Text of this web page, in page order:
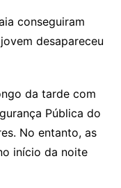
conseguiram
desapareceu
da tarde com
Pública do
No entanto, as
início da noite